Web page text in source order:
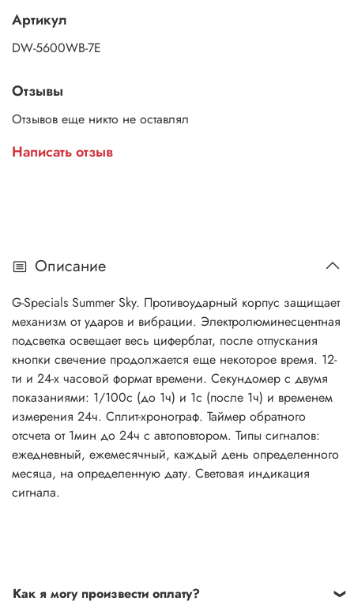
Артикул
DW-5600WB-7E
Отзывы
Отзывов еще никто не оставлял
Написать отзыв
Описание
G-Specials Summer Sky. Противоударный корпус защищает
механизм от ударов и вибрации. Электролюминесцентная
подсветка освещает весь циферблат, после отпускания
кнопки свечение продолжается еще некоторое время. 12-
ти и 24-х часовой формат времени. Секундомер с двумя
показаниями: 1/100с (до 1ч) и 1с (после 1ч) и временем
измерения 24ч. Сплит-хронограф. Таймер обратного
отсчета от 1мин до 24ч с автоповтором. Типы сигналов:
ежедневный, ежемесячный, каждый день определенного
месяца, на определенную дату. Световая индикация
сигнала.
Как я могу произвести оплату?